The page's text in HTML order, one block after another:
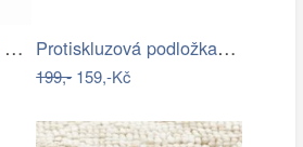
POPEYE Koupelnová předložka 80 x 60 cm … Protiskluzová podložka do koupelny…
199,-159,-Kč